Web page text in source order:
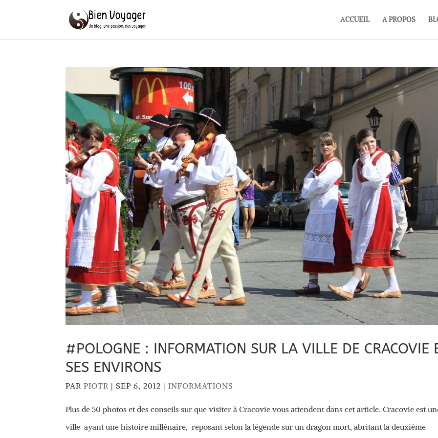
ACCUEIL A PROPOS
#POLOGNE : INFORMATION SUR LA VILLE DE CRACOVIE
SES ENVIRONS
PARPIOTR |SEP 6, 2012 |INFORMATIONS
Plus de 50 photos et des conseils sur que visiter à Cracovie vous attendent dans cet article. Cracovie est
ville ayant une histoire millénaire, reposant selon la légende sur un dragon mort, abritant la deuxième